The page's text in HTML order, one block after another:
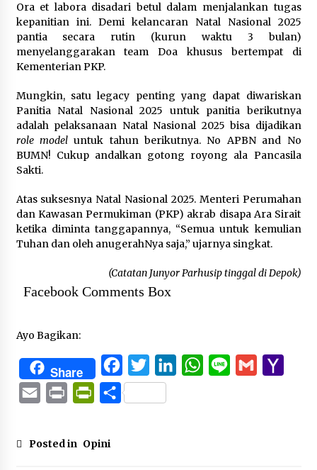
Ora et labora disadari betul dalam menjalankan tugas
kepanitian ini. Demi kelancaran Natal Nasional 2025
pantia secara rutin (kurun waktu 3 bulan)
menyelanggarakan team Doa khusus bertempat di
Kementerian PKP.
Mungkin, satu legacy penting yang dapat diwariskan
Panitia Natal Nasional 2025 untuk panitia berikutnya
adalah pelaksanaan Natal Nasional 2025 bisa dijadikan
role modeluntuk tahun berikutnya. No APBN and No
BUMN! Cukup andalkan gotong royong ala Pancasila
Sakti.
Atas suksesnya Natal Nasional 2025. Menteri Perumahan
dan Kawasan Permukiman (PKP) akrab disapa Ara Sirait
ketika diminta tanggapannya, “Semua untuk kemulian
Tuhan dan oleh anugerahNya saja,” ujarnya singkat.
(Catatan Junyor Parhusiptinggal di Depok)
Facebook Comments Box
Ayo Bagikan:
Share FacebookTwitterLinkedInWhatsApp
Line Gmail
Email Print PrintFriendly
Share
Posted in Opini